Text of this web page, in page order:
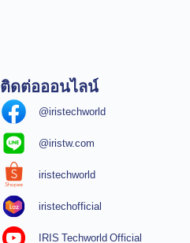
ติดต่อออนไลน์
@iristechworld
@iristw.com
iristechworld
iristechofficial
IRIS Techworld Official